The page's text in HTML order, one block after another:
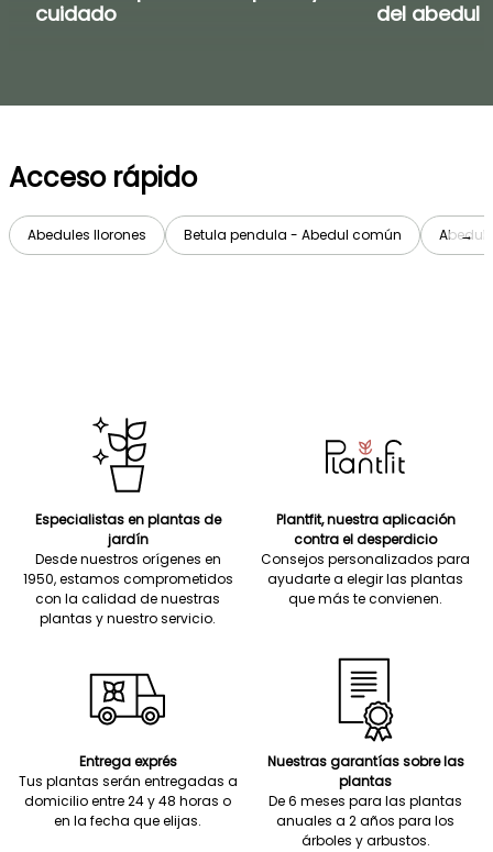
cuidado
del abedul
Acceso rápido
Abedules llorones Betula pendula - Abedul común →
Especialistas en plantas de
jardín
Desde nuestros orígenes en
1950, estamos comprometidos
con la calidad de nuestras
plantas y nuestro servicio.
Plantfit, nuestra aplicación
contra el desperdicio
Consejos personalizados para
ayudarte a elegir las plantas
que más te convienen.
Entrega exprés
Tus plantas serán entregadas a
domicilio entre 24 y 48 horas o
en la fecha que elijas.
Nuestras garantías sobre las
plantas
De 6 meses para las plantas
anuales a 2 años para los
árboles y arbustos.